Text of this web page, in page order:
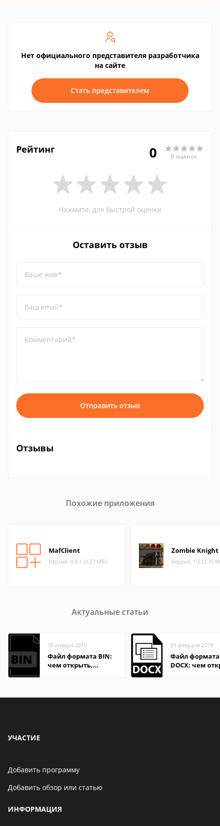
Нет официального представителя разработчика
на сайте
Стать представителем
Рейтинг 0 0 оценок
Нажмите, для быстрой оценки
Оставить отзыв
Ваше имя*
Ваш email*
Комментарий*
Отправить отзыв
Отзывы
Похожие приложения
MafClient
Версия: 0.0.1 (0.27 МБ)
Zombie Knight
Версия: 1.5 (3.35
Актуальные статьи
30 января 2019
Файл формата BIN:
чем открыть,
05 февраля 2019
Файл формата
DOCX: чем
УЧАСТИЕ
Добавить программу
Добавить обзор или статью
ИНФОРМАЦИЯ